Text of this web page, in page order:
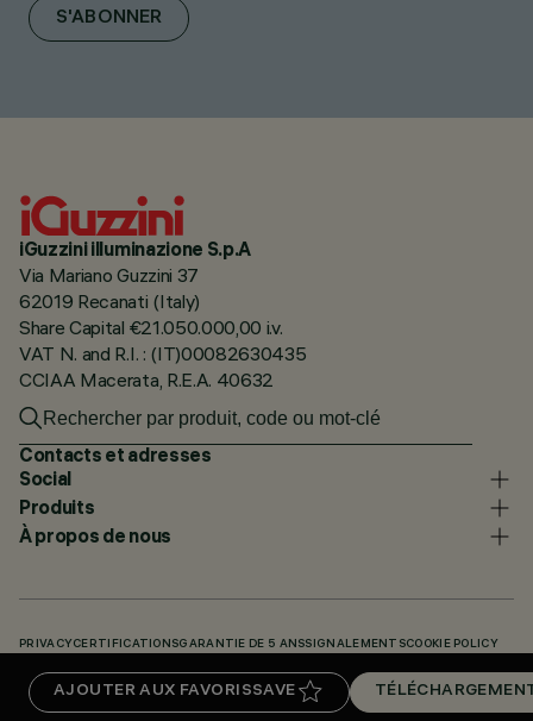
AJOUTER AUX FAVORISSAVE
S'ABONNER
iGuzzini illuminazione S.p.A
Via Mariano Guzzini 37
62019 Recanati (Italy)
Share Capital €21.050.000,00 i.v.
VAT N. and R.I. : (IT)00082630435
CCIAA Macerata, R.E.A. 40632
Contacts et adresses
Social
Produits
À propos de nous
PRIVACY CERTIFICATIONSGARANTIE DE 5 ANSSIGNALEMENTSCOOKIE POLICY
TÉLÉCHARGEMENTS